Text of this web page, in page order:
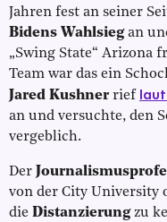
Jahren fest an seiner
Bidens Wahlsiegan
„Swing State“ Arizona
Team war das ein
Jared Kushnerrief laut
an und versuchte, den
vergeblich.
Der
von der City University
die Distanzierungzu